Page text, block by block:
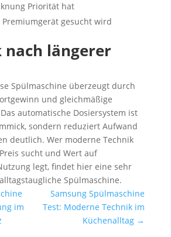
Priorität hat
gesucht wird
nach längerer
Spülmaschine überzeugt durch
und gleichmäßige
automatische Dosiersystem ist
sondern reduziert Aufwand
deutlich. Wer moderne Technik
sucht und Wert auf
legt, findet hier eine sehr
Spülmaschine.
im
Samsung Spülmaschine
Test: Moderne Technik im
Küchenalltag →